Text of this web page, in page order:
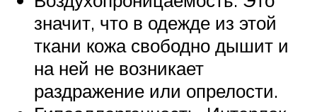
значит, что в одежде из этой
ткани кожа свободно дышит и
на ней не возникает
раздражение или опрелости.